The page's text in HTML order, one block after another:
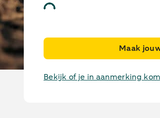
Zelfrijdende of getrokken mestinjecteur
Maak
Bekijk of je in aanmerking